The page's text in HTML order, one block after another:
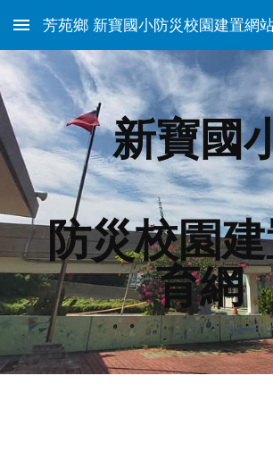
Skip to main content
芳苑鄉 新寶國小防災校園建置網
新寶國
防災校園
育網